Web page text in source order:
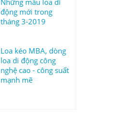
Những mẫu loa di
động mới trong
tháng 3-2019
Loa kéo MBA, dòng
loa di động công
nghệ cao - công suất
mạnh mẽ